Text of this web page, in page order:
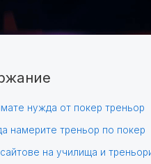
нужда от покер треньор
намерите треньор по покер
на училища и